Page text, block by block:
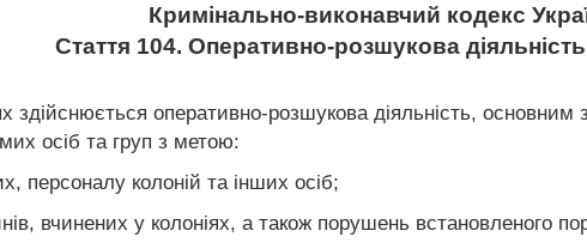
Кримінально-виконавчий кодекс
Стаття 104. Оперативно-розшукова
здійснюється оперативно-розшукова діяльність,
осіб та груп з метою:
персоналу колоній та інших осіб;
вчинених у колоніях, а також порушень встановленого